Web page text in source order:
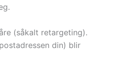
(såkalt retargeting).
din) blir